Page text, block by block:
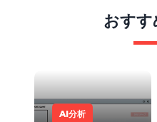
おすす
AI分析